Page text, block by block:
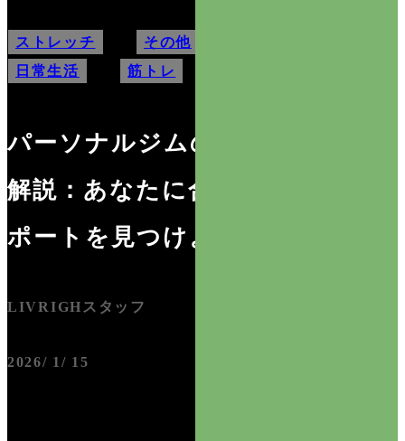
ストレッチ その他
日常生活
筋トレ
パーソナルジムの魅力を徹底
解説：あなたに合った健康サ
ポートを見つけよう
LIVRIGHスタッフ
2026/ 1/ 15